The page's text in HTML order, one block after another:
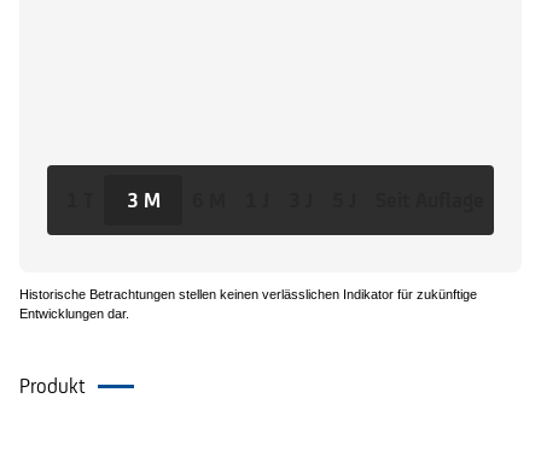
3 M
Historische Betrachtungen stellen keinen verlässlichen Indikator für zukünftige
Entwicklungen dar.
Produkt